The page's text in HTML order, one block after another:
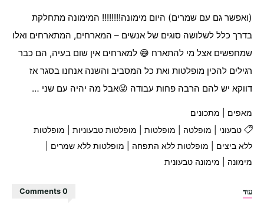
(ואפשר גם עם שמרים) היום מימונה!!!!!!!! המימונה מתחלקת
בדרך כלל לשלושה סוגים של אנשים – המארחים, המתארחים ואלו
שמחפשים אצל מי להתארח 😅 למארחים אין שום בעיה, הם כבר
רגילים להכין מופלטות ואת כל המסביב והשנה אנחנו בסגר אז
דווקא יש להם הרבה פחות עבודה 😜אבל מה יהיה עם שני …
מאפים
מתכונים
טבעוני
מופלטה מופלטות| מופלטות טבעוניות| מופלטות
ללא ביצים
מופלטות ללא התפחה מופלטות ללא שמרים
מימונה
מימונה טבעונית
עוד"מופלטות
0 Comments